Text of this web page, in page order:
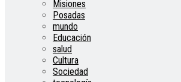
Misiones
Posadas
mundo
Educación
salud
Cultura
Sociedad